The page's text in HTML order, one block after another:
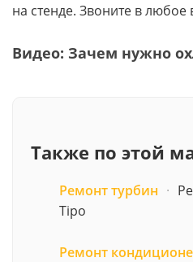
на стенде. Звоните в
Видео: Зачем нужно
Также по этой
Ремонт турбин ·
Tipo
Ремонт